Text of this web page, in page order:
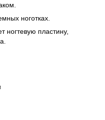
ноготках.
ногтевую пластину,